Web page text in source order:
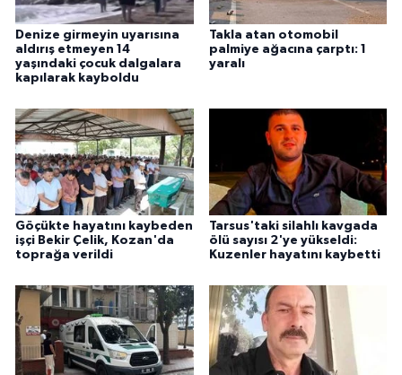
Denize girmeyin uyarısına
aldırış etmeyen 14
yaşındaki çocuk dalgalara
kapılarak kayboldu
Takla atan otomobil
palmiye ağacına çarptı: 1
yaralı
Göçükte hayatını kaybeden
işçi Bekir Çelik, Kozan'da
toprağa verildi
Tarsus'taki silahlı kavgada
ölü sayısı 2'ye yükseldi:
Kuzenler hayatını kaybetti